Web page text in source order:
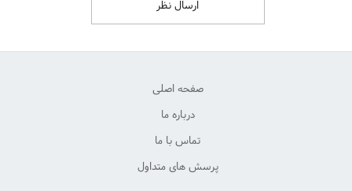
ارسال نظر
صفحه اصلی
درباره ما
تماس با ما
پرسش های متداول